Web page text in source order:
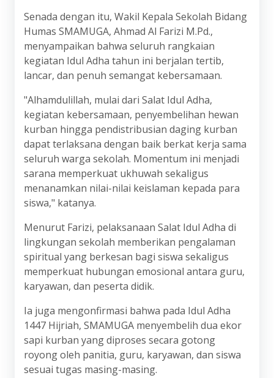
Senada dengan itu, Wakil Kepala Sekolah Bidang
Humas SMAMUGA, Ahmad Al Farizi M.Pd.,
menyampaikan bahwa seluruh rangkaian
kegiatan Idul Adha tahun ini berjalan tertib,
lancar, dan penuh semangat kebersamaan.
"Alhamdulillah, mulai dari Salat Idul Adha,
kegiatan kebersamaan, penyembelihan hewan
kurban hingga pendistribusian daging kurban
dapat terlaksana dengan baik berkat kerja sama
seluruh warga sekolah. Momentum ini menjadi
sarana memperkuat ukhuwah sekaligus
menanamkan nilai-nilai keislaman kepada para
siswa," katanya.
Menurut Farizi, pelaksanaan Salat Idul Adha di
lingkungan sekolah memberikan pengalaman
spiritual yang berkesan bagi siswa sekaligus
memperkuat hubungan emosional antara guru,
karyawan, dan peserta didik.
Ia juga mengonfirmasi bahwa pada Idul Adha
1447 Hijriah, SMAMUGA menyembelih dua ekor
sapi kurban yang diproses secara gotong
royong oleh panitia, guru, karyawan, dan siswa
sesuai tugas masing-masing.